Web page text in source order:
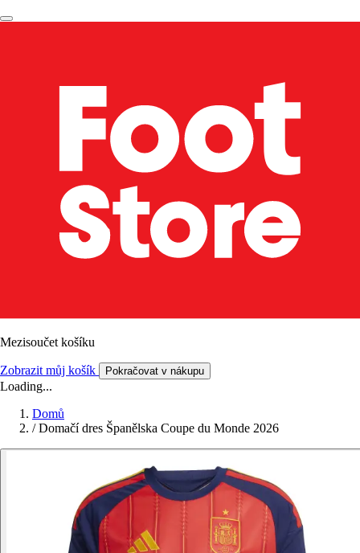
Mezisoučet košíku
Zobrazit můj košík Pokračovat v nákupu
Loading...
Domů
/ Domačí dres Španělska Coupe du Monde 2026